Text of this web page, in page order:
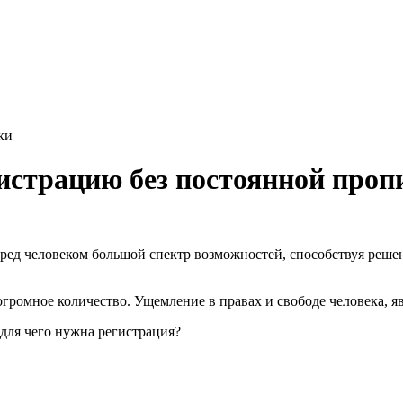
без постоянной
человеком большой спектр возможностей, способствуя
количество. Ущемление в правах и свободе человека,
чего нужна регистрация?